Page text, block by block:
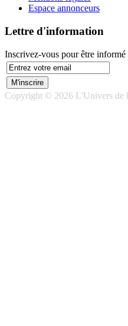
Espace annonceurs
Lettre d'information
Inscrivez-vous pour être informé
Copyright © 2026 L'Univers de